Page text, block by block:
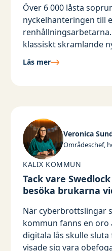
Över 6 000 låsta
nyckelhanteringen till
klassiskt skramlande
enda digital ...
Läs mer
Veronica
Områdeschef,
KALIX KOMMUN
Tack vare
besöka brukarna
När cyberbrottslingar
kommun fanns en
digitala lås skulle
visade sig vara